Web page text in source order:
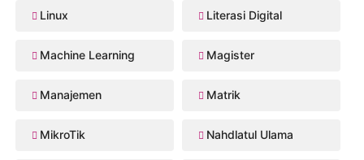
Linux Literasi Digital
Machine Learning Magister
Manajemen Matrik
MikroTik Nahdlatul Ulama